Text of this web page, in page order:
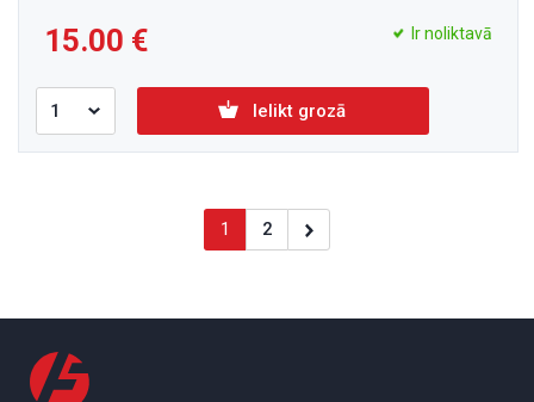
15.00 Ir noliktavā
Ielikt grozā
1 2